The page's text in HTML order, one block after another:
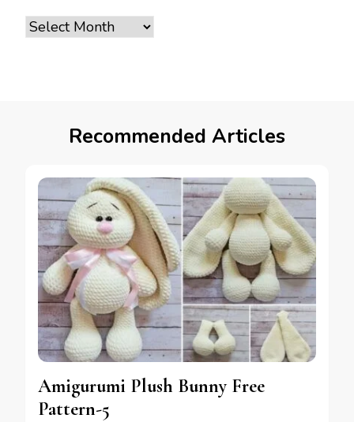
Archives
Recommended Articles
Amigurumi Plush Bunny Free
Pattern-5